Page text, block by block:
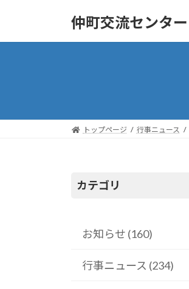
テ
ゲ
仲町交流センター
トップページ 行事ニュース
カテゴリ
お知らせ (160)
行事ニュース (234)